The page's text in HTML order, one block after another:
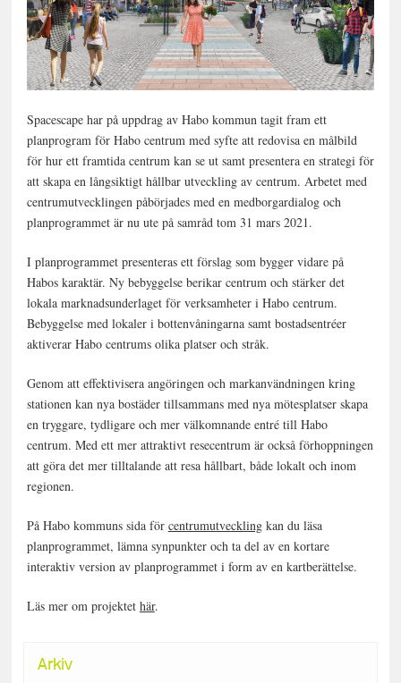
Spacescape har på uppdrag av Habo kommun tagit fram ett
planprogram för Habo centrum med syfte att redovisa en målbild
för hur ett framtida centrum kan se ut samt presentera en strategi för
att skapa en långsiktigt hållbar utveckling av centrum. Arbetet med
centrumutvecklingen påbörjades med en medborgardialog och
planprogrammet är nu ute på samråd tom 31 mars 2021.
I planprogrammet presenteras ett förslag som bygger vidare på
Habos karaktär. Ny bebyggelse berikar centrum och stärker det
lokala marknadsunderlaget för verksamheter i Habo centrum.
Bebyggelse med lokaler i bottenvåningarna samt bostadsentréer
aktiverar Habo centrums olika platser och stråk.
Genom att effektivisera angöringen och markanvändningen kring
stationen kan nya bostäder tillsammans med nya mötesplatser skapa
en tryggare, tydligare och mer välkomnande entré till Habo
centrum. Med ett mer attraktivt resecentrum är också förhoppningen
att göra det mer tilltalande att resa hållbart, både lokalt och inom
regionen.
På Habo kommuns sida för centrumutvecklingkan du läsa
planprogrammet, lämna synpunkter och ta del av en kortare
interaktiv version av planprogrammet i form av en kartberättelse.
Läs mer om projektet här.
Arkiv